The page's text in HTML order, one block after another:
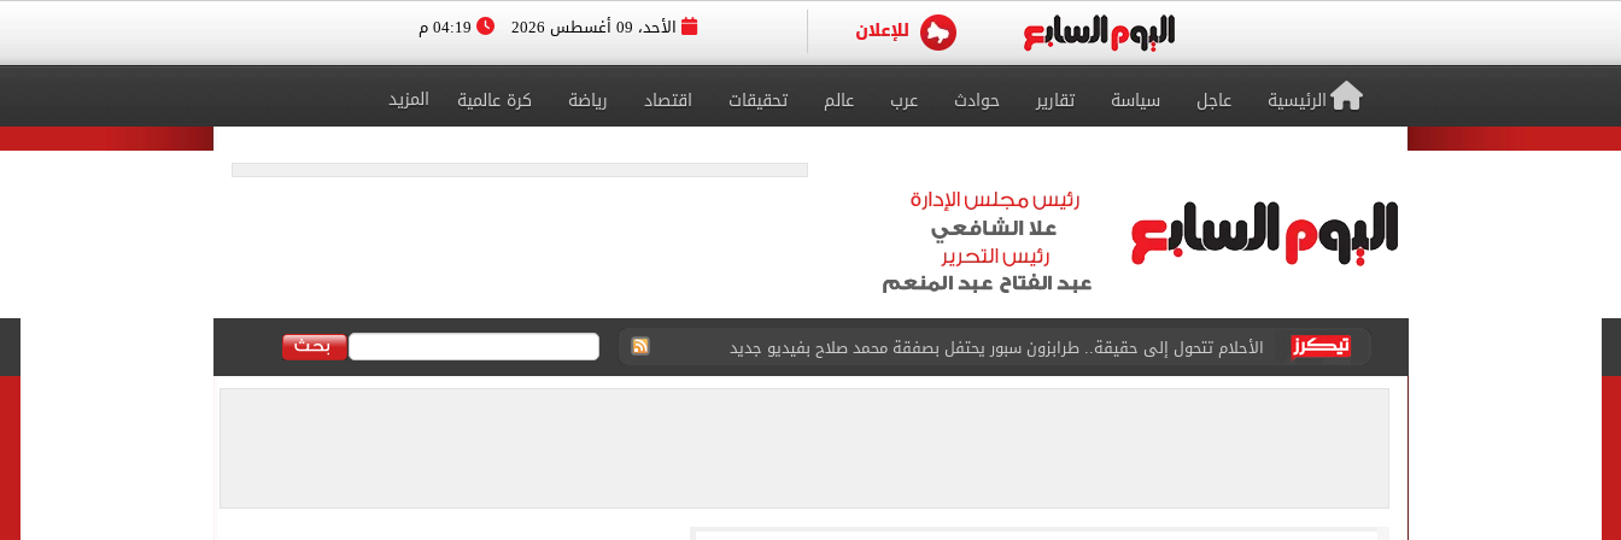
الأحد، 09 أغسطس 2026
الرئيسية عاجل سياسة تقارير حوادث عرب عالم تحقيقات اقتصاد رياضة كرة عالمية المزيد
هل ترتفع أسعار آيفون 17 غدا؟.. تسريبات تكشف مفاجأة قبل إطلاق الجيل الجديد
نتنياهو: إسرائيل ترفض وثيقة النقاط الـ15 بشأن قطاع غزة
متى يتزوج رونالدو وجورجينا؟.. والبرتغاليون يكشفون حقيقة «8 أغسطس»